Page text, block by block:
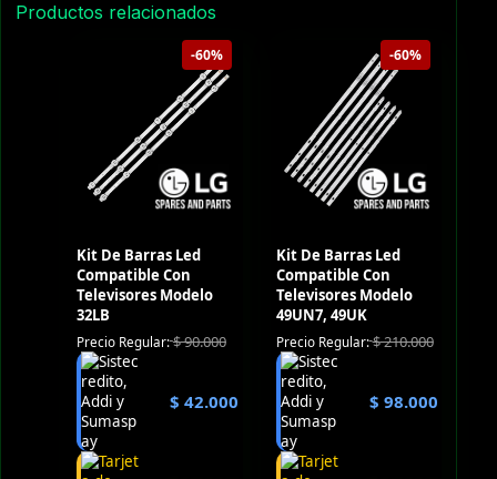
Productos relacionados
-60%
Kit De Barras Led
Compatible Con
Televisores Modelo
32LB
Precio Regular:$90.000
$ 42.000
-60%
Kit De Barras Led
Compatible Con
Televisores Modelo
49UN7, 49UK
Precio Regular:$210.000
$ 98.000